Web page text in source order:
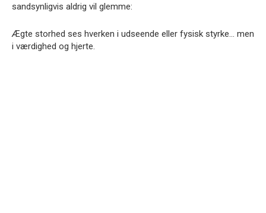
sandsynligvis aldrig vil glemme:
Ægte storhed ses hverken i udseende eller fysisk styrke… men
i værdighed og hjerte.